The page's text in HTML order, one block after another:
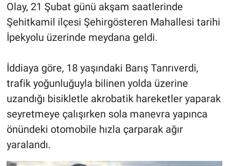
Olay, 21 Şubat günü akşam saatlerinde
Şehitkamil ilçesi Şehirgösteren Mahallesi tarihi
İpekyolu üzerinde meydana geldi.
İddiaya göre, 18 yaşındaki Barış Tanrıverdi,
trafik yoğunluğuyla bilinen yolda üzerine
uzandığı bisikletle akrobatik hareketler yaparak
seyretmeye çalışırken sola manevra yapınca
önündeki otomobile hızla çarparak ağır
yaralandı.